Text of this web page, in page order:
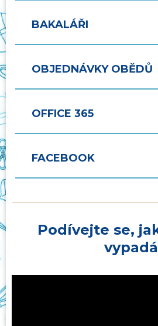
BAKALÁŘI
OBJEDNÁVKY OBĚDŮ
OFFICE 365
FACEBOOK
Podívejte se,
vypadá